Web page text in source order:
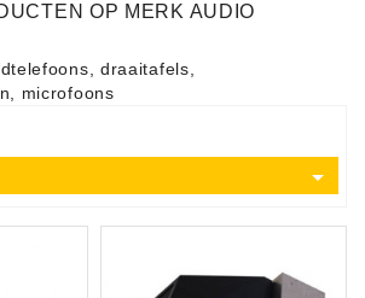
OP MERK AUDIO
draaitafels,
microfoons
